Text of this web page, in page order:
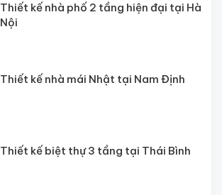
Thiết kế nhà phố 2 tầng hiện đại tại Hà
Nội
Thiết kế nhà mái Nhật tại Nam Định
Thiết kế biệt thự 3 tầng tại Thái Bình